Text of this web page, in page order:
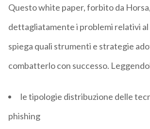
Questo white paper, forbito da
dettagliatamente i problemi relativi al
spiega quali strumenti e strategie
combatterlo con successo.
le tipologie distribuzione delle
phishing